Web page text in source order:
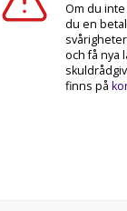
Om du
du en
och få nya
finns på